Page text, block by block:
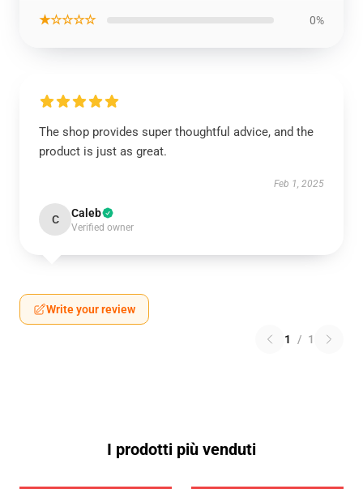
★☆☆☆☆ 0%
The shop provides super thoughtful advice, and the
product is just as great.
Feb 1, 2025
C Caleb
Verified owner
Write your review
1 / 1
I prodotti più venduti